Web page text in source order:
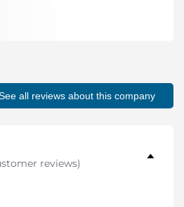
all reviews about this company
reviews)